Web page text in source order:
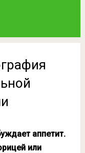
аппетит.
или